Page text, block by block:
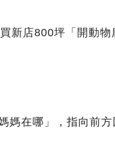
新店800坪「開動
媽在哪」，指向前